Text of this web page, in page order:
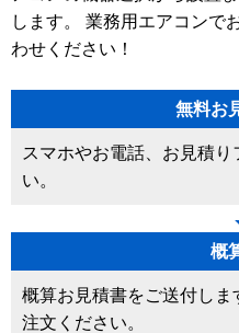
します。 業務用エアコンで
わせください！
無料お
スマホやお電話、お見積
い。
概
概算お見積書をご送付し
注文ください。